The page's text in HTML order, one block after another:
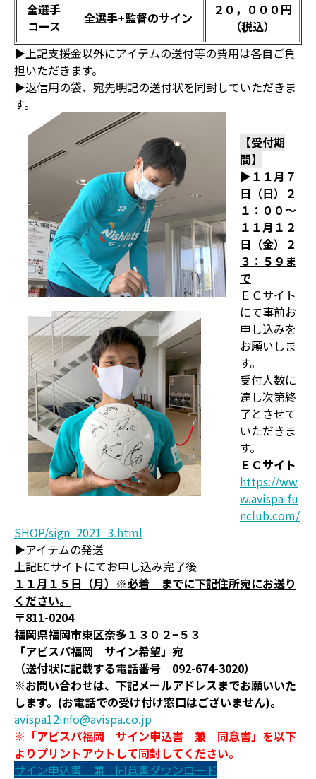
全選手
コース
全選手+監督のサイン
２０，０００円
（税込）
▶上記支援金以外にアイテムの送付等の費用は各自ご負
担いただきます。
▶返信用の袋、宛先明記の送付状を同封していただきま
す。
【受付期
間】
▶１１月７
日（日）２
１：００～
１１月１２
日（金）２
３：５９ま
で
ＥＣサイト
にて事前お
申し込みを
お願いしま
す。
受付人数に
達し次第終
了とさせて
いただきま
す。
ＥＣサイト
https://ww
w.avispa-fu
nclub.com/
SHOP/sign_2021_3.html
▶アイテムの発送
上記ECサイトにてお申し込み完了後
１１月１５日（月）※必着 までに下記住所宛にお送り
ください。
〒811-0204
福岡県福岡市東区奈多１３０２−５３
「アビスパ福岡 サイン希望」宛
（送付状に記載する電話番号 092-674-3020）
※お問い合わせは、下記メールアドレスまでお願いいた
します。(お電話での受け付け窓口はございません)。
avispa12info@avispa.co.jp
※「アビスパ福岡 サイン申込書 兼 同意書」を以下
よりプリントアウトして同封してください。
サイン申込書 兼 同意書ダウンロード